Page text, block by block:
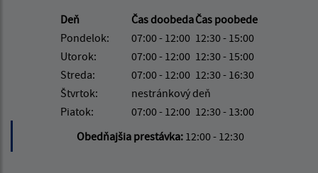
Deň
Čas doobedaČas poobede
Pondelok:
07:00 - 12:00 12:30 - 15:00
Utorok:
07:00 - 12:00 12:30 - 15:00
Streda:
07:00 - 12:00 12:30 - 16:30
Štvrtok:
nestránkový deň
Piatok:
07:00 - 12:00 12:30 - 13:00
Obedňajšia prestávka: 12:00 - 12:30